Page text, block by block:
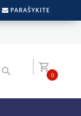
PARAŠYKITE
0